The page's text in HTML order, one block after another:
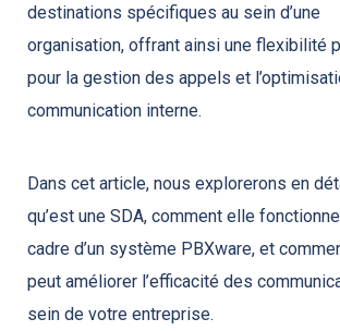
destinations spécifiques au sein d’une
organisation, offrant ainsi une flexibilité
pour la gestion des appels et
communication interne.
Dans cet article, nous explorerons en
qu’est une SDA, comment elle
cadre d’un système PBXware, et
peut améliorer l’efficacité des
sein de votre entreprise.